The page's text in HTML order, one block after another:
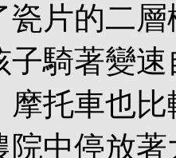
瓷片的二
子騎著變
摩托車也
院中停放